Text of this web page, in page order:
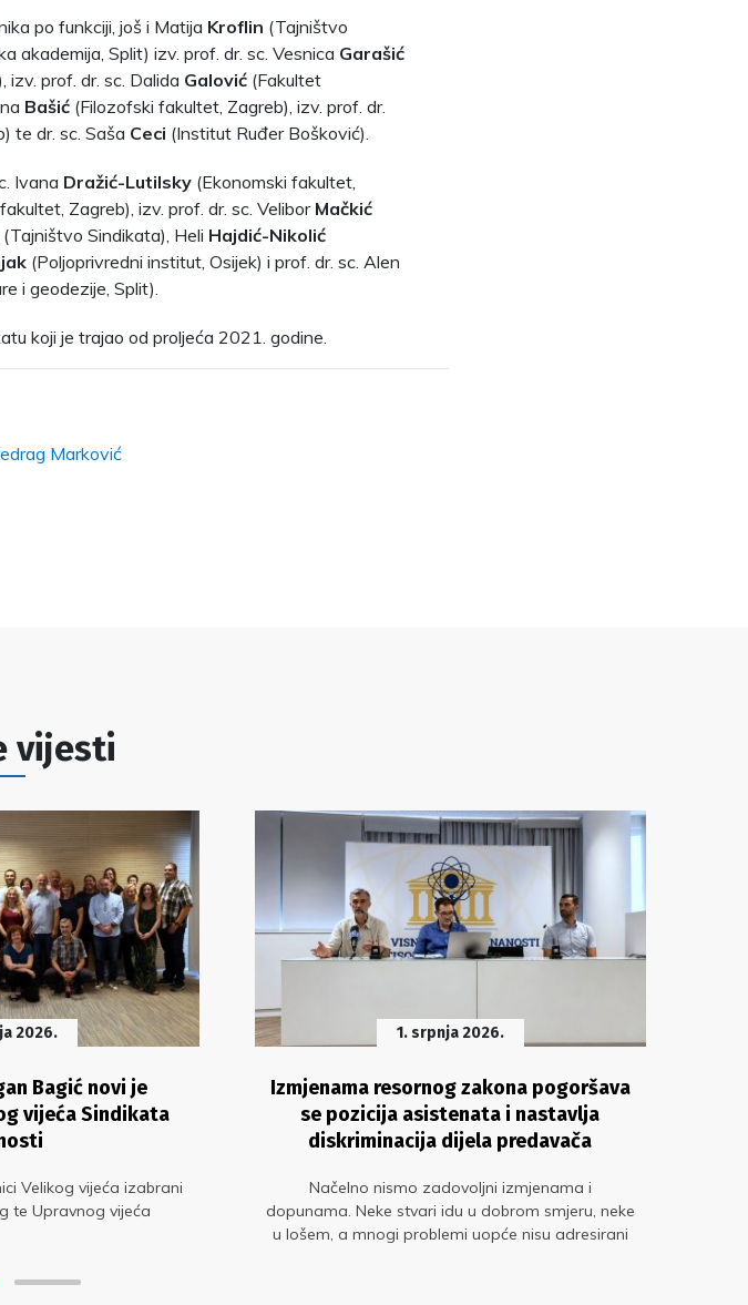
po funkciji, još i Matija Kroflin (Tajništvo
akademija, Split) izv. prof. dr. sc. Vesnica Garašić
prof. dr. sc. Dalida Galović (Fakultet
Bašić (Filozofski fakultet, Zagreb), izv. prof. dr.
te dr. sc. Saša Ceci (Institut Ruđer Bošković).
Ivana Dražić-Lutilsky (Ekonomski fakultet,
Zagreb), izv. prof. dr. sc. Velibor Mačkić
(Tajništvo Sindikata), Heli Hajdić-Nikolić
(Poljoprivredni institut, Osijek) i prof. dr. sc. Alen
i geodezije, Split).
koji je trajao od proljeća 2021. godine.
Marković
vijesti
2026.
Bagić novi je
vijeća Sindikata
Velikog vijeća izabrani
te Upravnog vijeća
1. srpnja 2026.
Izmjenama resornog zakona pogoršava
se pozicija asistenata i nastavlja
diskriminacija dijela predavača
Načelno nismo zadovoljni izmjenama i
dopunama. Neke stvari idu u dobrom smjeru, neke
u lošem, a mnogi problemi uopće nisu adresirani